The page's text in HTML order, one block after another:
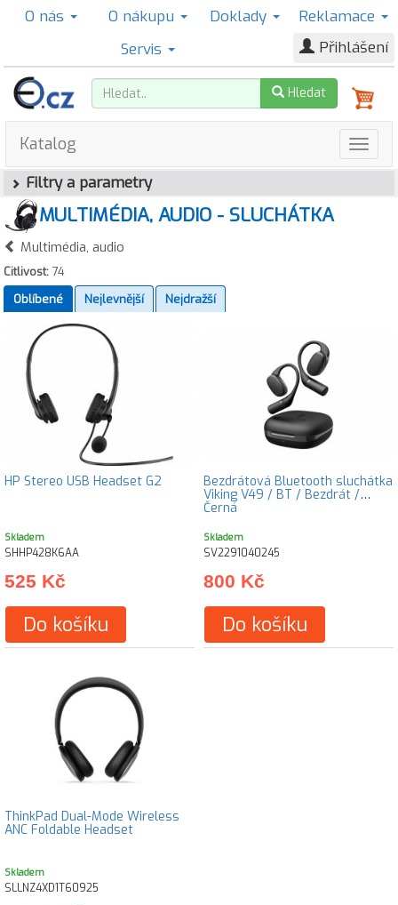
O nás O nákupu Doklady
Reklamace
Servis
Přihlášení
Hledat
Katalog
Filtry a parametry
MULTIMÉDIA, AUDIO - SLUCHÁTKA
Multimédia, audio
Citlivost: 74
Oblíbené
Nejlevnější Nejdražší
HP Stereo USB Headset G2
Skladem
SHHP428K6AA
525 Kč
Do košíku
Bezdrátová Bluetooth sluchátka
Viking V49 / BT / Bezdrát /
Černá
Skladem
SV2291040245
800 Kč
Do košíku
ThinkPad Dual-Mode Wireless
ANC Foldable Headset
Skladem
SLLNZ4XD1T60925